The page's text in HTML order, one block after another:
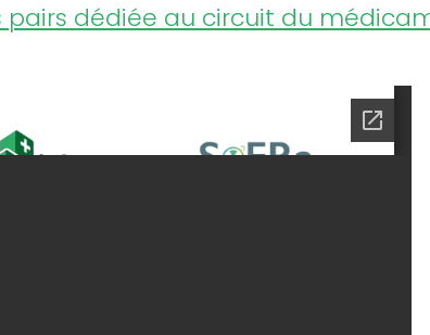
pairs dédiée au circuit du